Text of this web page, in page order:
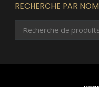
RECHERCHE PAR NOM